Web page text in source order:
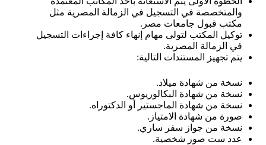
والمتخصصة في التسجيل في الزمالة المصرية مثل
مكتب قبول جامعات مصر.
توكيل المكتب لتولى مهام إنهاء كافة إجراءات التسجيل
في الزمالة المصرية.
يتم تجهيز المستندات التالية:
نسخة من شهادة ميلاد.
نسخة من شهادة البكالوريوس.
نسخة من شهادة الماجستير أو الدكتوراه.
صورة من شهادة الامتياز.
نسخة من جواز سفر ساري.
عدد ست صور شخصية.